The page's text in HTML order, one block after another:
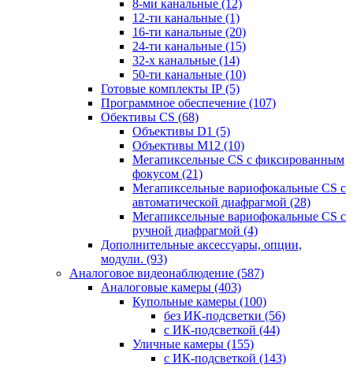
8-ми канальные (12)
12-ти канальные (1)
16-ти канальные (20)
24-ти канальные (15)
32-х канальные (14)
50-ти канальные (10)
Готовые комплекты IP (5)
Программное обеспечение (107)
Обективы CS (68)
Объективы D1 (5)
Объективы M12 (10)
Мегапиксельные CS c фиксированным
фокусом (21)
Мегапиксельные вариофокальные CS c
автоматической диафрагмой (28)
Мегапиксельные вариофокальные CS c
ручной диафрагмой (4)
Дополнительные аксессуары, опции,
модули. (93)
Аналоговое видеонаблюдение (587)
Аналоговые камеры (403)
Купольные камеры (100)
без ИК-подсветки (56)
с ИК-подсветкой (44)
Уличные камеры (155)
с ИК-подсветкой (143)